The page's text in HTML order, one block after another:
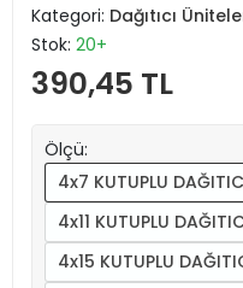
Kategori: Dağıtıcı
Stok: 20+
390,45 TL
Ölçü:
4x7 KUTUPLU
4x11 KUTUPLU
4x15 KUTUPLU